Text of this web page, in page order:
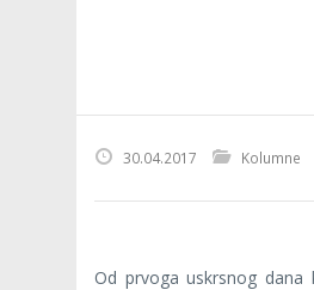
30.04.2017 Kolumne
Od prvoga uskrsnog dana